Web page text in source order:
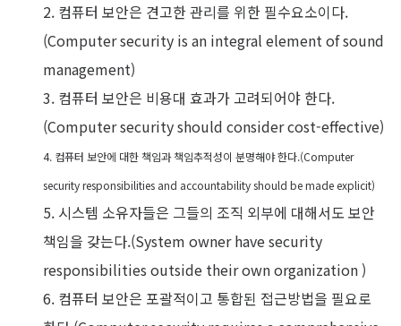
2. 컴퓨터 보안은 견고한 관리를 위한 필수요소이다.
(Computer security is an integral element of sound
management)
3. 컴퓨터 보안은 비용대 효과가 고려되어야 한다.
(Computer security should consider cost-effective)
4. 컴퓨터 보안에 대한 책임과 책임추적성이 분명해야 한다.(Computer
security responsibilities and accountability should be made explicit)
5. 시스템 소유자들은 그들의 조직 외부에 대해서도 보안
책임을 갖는다.(System owner have security
responsibilities outside their own organization )
6. 컴퓨터 보안은 포괄적이고 통합된 접근방법을 필요로